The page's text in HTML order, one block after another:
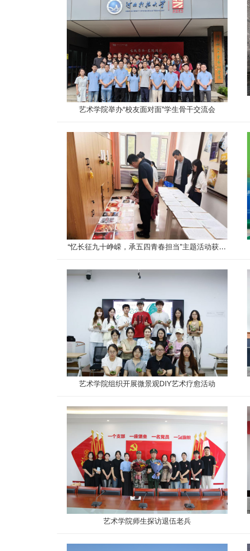
艺术学院举办“校友面对面”学生骨干交流会
“忆长征九十峥嵘，承五四青春担当”主题活动获奖
艺术学院组织开展微景观DIY艺术疗愈活动
艺术学院师生探访退伍老兵